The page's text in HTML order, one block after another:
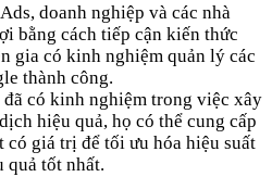
doanh nghiệp và các nhà
bằng cách tiếp cận kiến thức
gia có kinh nghiệm quản lý các
thành công.
có kinh nghiệm trong việc xây
hiệu quả, họ có thể cung cấp
giá trị để tối ưu hóa hiệu suất
quả tốt nhất.